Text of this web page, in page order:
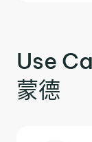
Use
蒙德